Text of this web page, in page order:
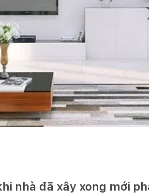
nhà đã xây xong mới